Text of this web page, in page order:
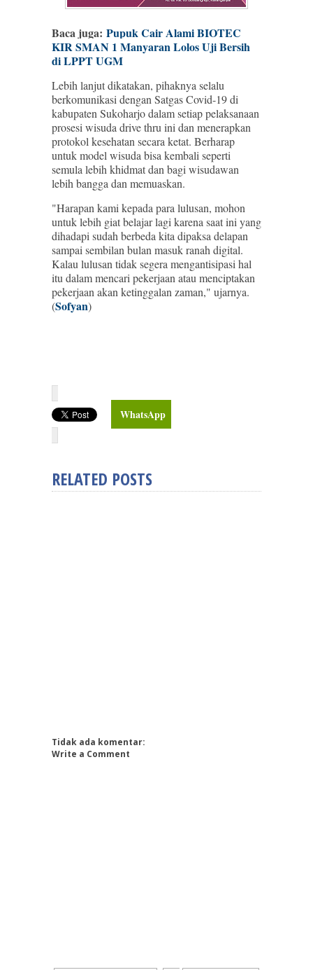
Baca juga: Pupuk Cair Alami BIOTEC
KIR SMAN 1 Manyaran Lolos Uji Bersih
di LPPT UGM
Lebih lanjut dikatakan, pihaknya selalu
berkomunikasi dengan Satgas Covid-19 di
kabupaten Sukoharjo dalam setiap pelaksanaan
prosesi wisuda drive thru ini dan menerapkan
protokol kesehatan secara ketat. Berharap
untuk model wisuda bisa kembali seperti
semula lebih khidmat dan bagi wisudawan
lebih bangga dan memuaskan.
"Harapan kami kepada para lulusan, mohon
untuk lebih giat belajar lagi karena saat ini yang
dihadapi sudah berbeda kita dipaksa delapan
sampai sembilan bulan masuk ranah digital.
Kalau lulusan tidak segera mengantisipasi hal
itu dalam mencari pekerjaan atau menciptakan
pekerjaan akan ketinggalan zaman," ujarnya.
(Sofyan)
WhatsApp
RELATED POSTS
Tidak ada komentar:
Write a Comment